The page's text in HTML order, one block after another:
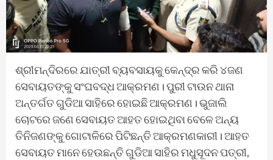
ଶ୍ରୀମନ୍ଦିରରେ ଯାତ୍ରୀ ବ୍ୟବସାୟକୁ କେନ୍ଦ୍ର କରି ୪ଜଣ
ସେବାୟତଙ୍କୁ ସଂଘବଦ୍ଧ ଆକ୍ରମଣ। ପୁରୀ ଟାଉନ ଥାନା
ଅନ୍ତର୍ଗତ ଗୁଡିଆ ସାହିରେ ହୋଇଛି ଆକ୍ରମଣ। ଭୁଜାଲି
ଚୋଟରେ ଜଣେ ସେବାୟତ ଆହତ ହୋଇଥିବା ବେଳେ ଅନ୍ୟ
ତିନିଜଣଙ୍କୁ ଗୋଟାଳିରେ ପିଟିଛନ୍ତି ଆକ୍ରମଣକାରୀ। ଆହତ
ସେବାୟତ ମାନେ ହେଉଛନ୍ତି ଗୁଡିଆ ସାହିର ମଧୁସୂଦନ ପତ୍ରୀ,